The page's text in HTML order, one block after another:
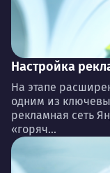
Настройка
На этапе
одним из
рекламная сеть
«горяч...